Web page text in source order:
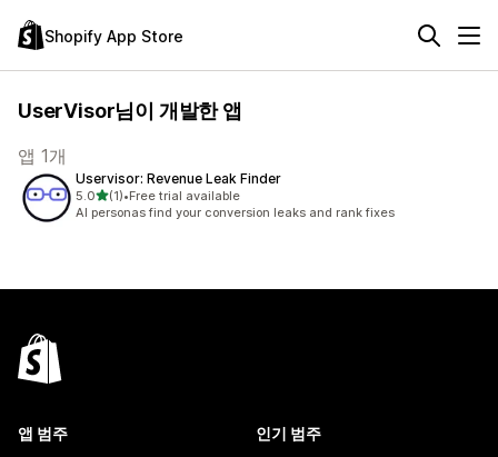
Shopify App Store
UserVisor님이 개발한 앱
앱 1개
Uservisor: Revenue Leak Finder
5.0별 5개 중
(1)
총 리뷰 1개
•Free trial available
AI personas find your conversion leaks and rank fixes
앱 범주 인기 범주